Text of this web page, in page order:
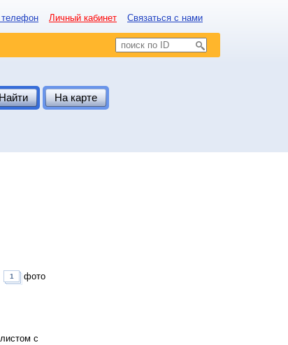
телефон Личный кабинет Связаться с нами
На карте
с
1 фото